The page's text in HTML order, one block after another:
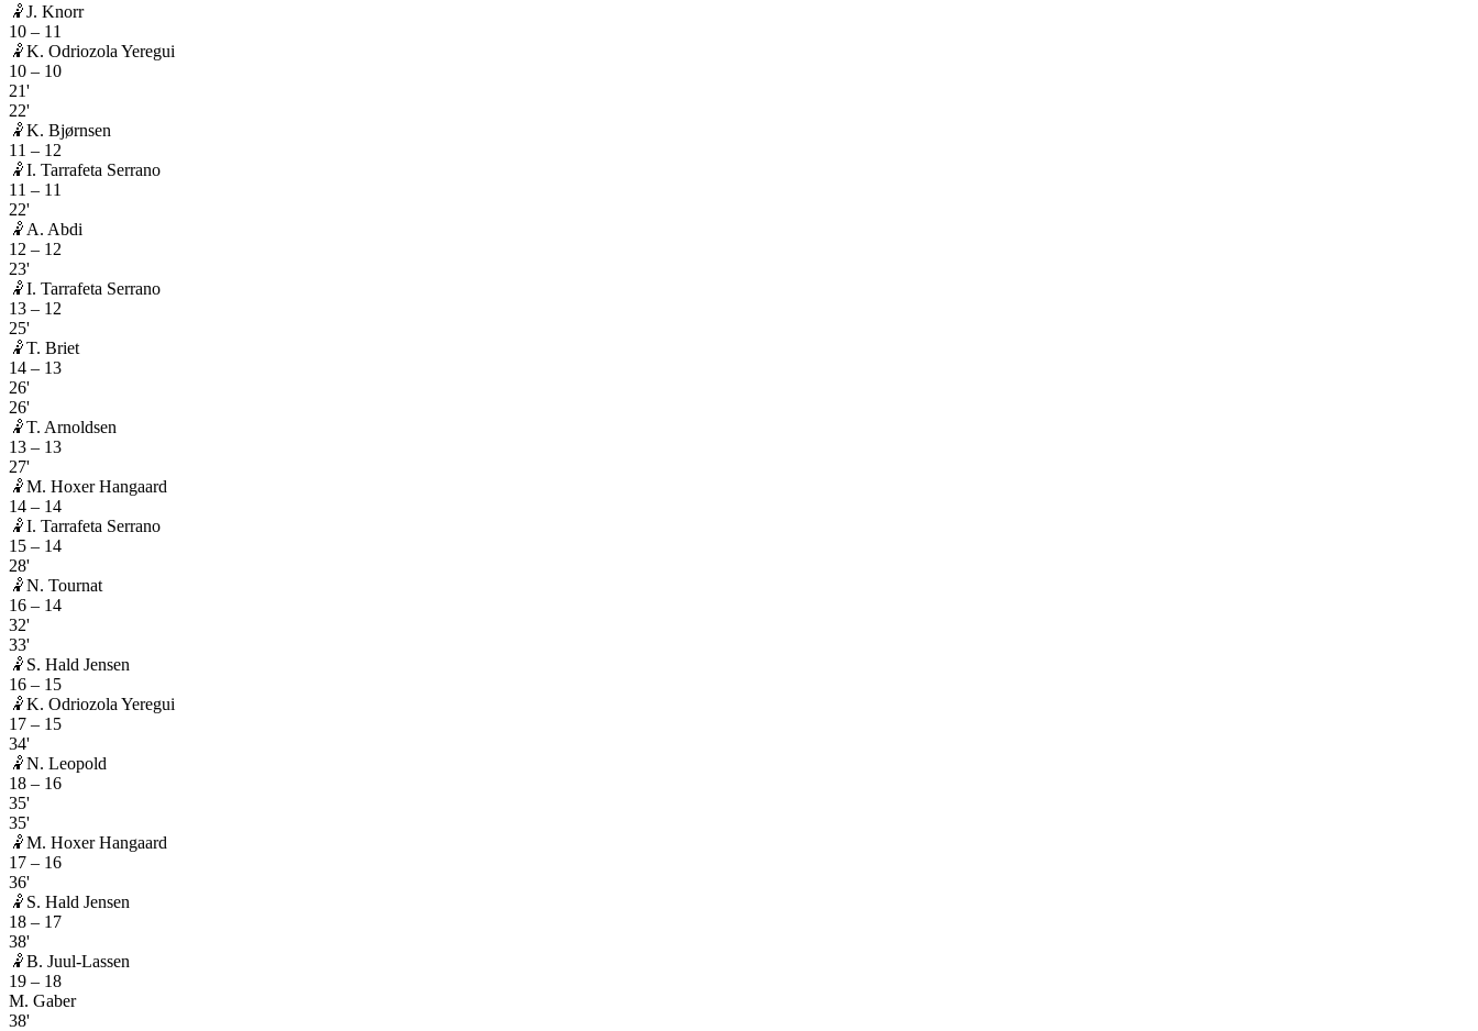
🤾J. Knorr
10 – 11
🤾K. Odriozola Yeregui
10 – 10
21'
22'
🤾K. Bjørnsen
11 – 12
🤾I. Tarrafeta Serrano
11 – 11
22'
🤾 A. Abdi
12 – 12
23'
🤾I. Tarrafeta Serrano
13 – 12
25'
🤾T. Briet
14 – 13
26'
26'
🤾T. Arnoldsen
13 – 13
27'
🤾M. Hoxer Hangaard
14 – 14
🤾I. Tarrafeta Serrano
15 – 14
28'
🤾N. Tournat
16 – 14
32'
33'
🤾 S. Hald Jensen
16 – 15
🤾K. Odriozola Yeregui
17 – 15
34'
🤾N. Leopold
18 – 16
35'
35'
🤾M. Hoxer Hangaard
17 – 16
36'
🤾 S. Hald Jensen
18 – 17
38'
🤾B. Juul-Lassen
19 – 18
M. Gaber
38'